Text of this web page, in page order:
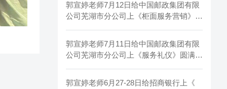
郭宣婷老师7月12日给中国邮政集团有限
公司芜湖市分公司上《柜面服务营销》圆
郭宣婷老师7月11日给中国邮政集团有限
公司芜湖市分公司上《服务礼仪》圆满结
郭宣婷老师6月27-28日给招商银行上《